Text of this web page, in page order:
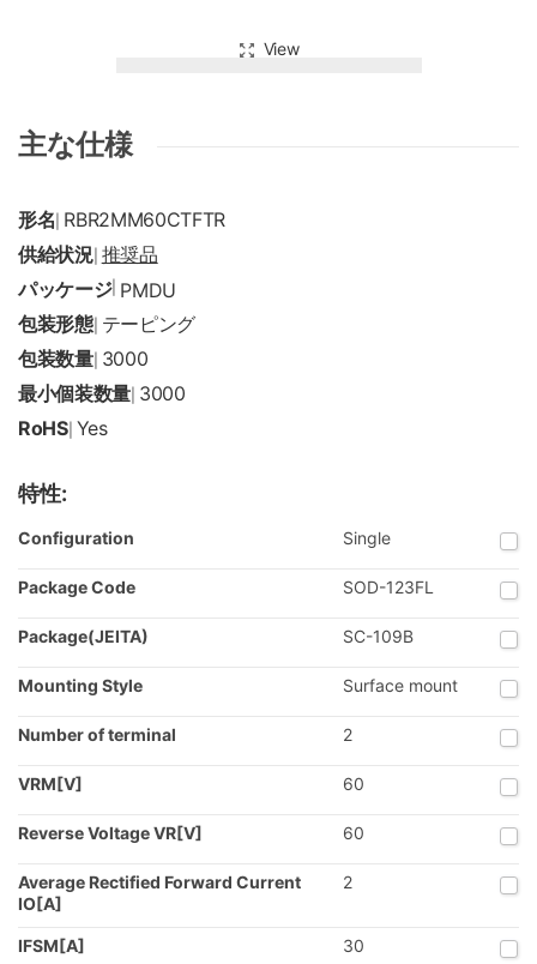
View
主な仕様
形名 RBR2MM60CTFTR
供給状況| 推奨品
パッケージ| PMDU
包装形態| テーピング
包装数量| 3000
最小個装数量 3000
RoHS| Yes
特性:
Configuration Single
Package Code SOD-123FL
Package(JEITA) SC-109B
Mounting Style Surface mount
Number of terminal 2
VRM[V] 60
Reverse Voltage VR[V] 60
Average Rectified Forward Current
IO[A]
2
IFSM[A] 30